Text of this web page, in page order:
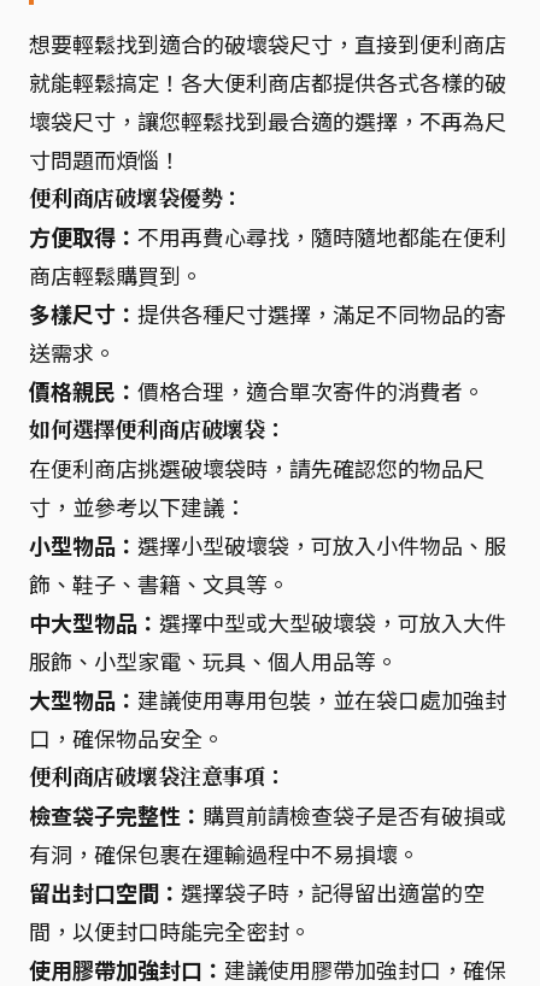
想要輕鬆找到適合的破壞袋尺寸，直接到便利商店
就能輕鬆搞定！各大便利商店都提供各式各樣的破
壞袋尺寸，讓您輕鬆找到最合適的選擇，不再為尺
寸問題而煩惱！
便利商店破壞袋優勢：
方便取得： 不用再費心尋找，隨時隨地都能在便利
商店輕鬆購買到。
多樣尺寸： 提供各種尺寸選擇，滿足不同物品的寄
送需求。
價格親民： 價格合理，適合單次寄件的消費者。
如何選擇便利商店破壞袋：
在便利商店挑選破壞袋時，請先確認您的物品尺
寸，並參考以下建議：
小型物品： 選擇小型破壞袋，可放入小件物品、服
飾、鞋子、書籍、文具等。
中大型物品： 選擇中型或大型破壞袋，可放入大件
服飾、小型家電、玩具、個人用品等。
大型物品： 建議使用專用包裝，並在袋口處加強封
口，確保物品安全。
便利商店破壞袋注意事項：
檢查袋子完整性： 購買前請檢查袋子是否有破損或
有洞，確保包裹在運輸過程中不易損壞。
留出封口空間： 選擇袋子時，記得留出適當的空
間，以便封口時能完全密封。
使用膠帶加強封口： 建議使用膠帶加強封口，確保